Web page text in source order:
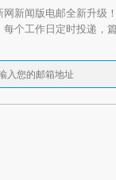
网新闻版电邮全新升级
每个工作日定时投递，